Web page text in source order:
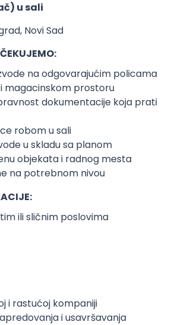
u sali
Novi Sad
na odgovarajućim policama
magacinskom prostoru
dokumentacije koja prati
robom u sali
u skladu sa planom
objekata i radnog mesta
na potrebnom nivou
ili sličnim poslovima
i rastućoj kompaniji
i usavršavanja